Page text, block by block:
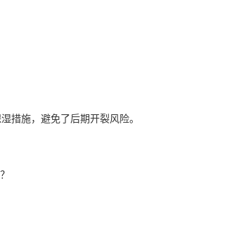
措施，避免了后期开裂风险。